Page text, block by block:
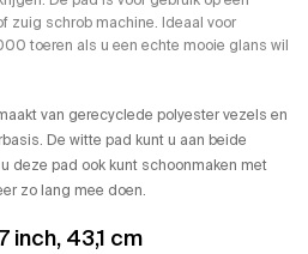
zuig schrob machine. Ideaal voor
toeren als u een echte mooie glans wil
van gerecyclede polyester vezels en
De witte pad kunt u aan beide
deze pad ook kunt schoonmaken met
zo lang mee doen.
inch, 43,1 cm